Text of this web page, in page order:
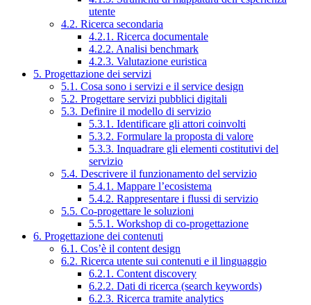
utente
4.2. Ricerca secondaria
4.2.1. Ricerca documentale
4.2.2. Analisi benchmark
4.2.3. Valutazione euristica
5. Progettazione dei servizi
5.1. Cosa sono i servizi e il service design
5.2. Progettare servizi pubblici digitali
5.3. Definire il modello di servizio
5.3.1. Identificare gli attori coinvolti
5.3.2. Formulare la proposta di valore
5.3.3. Inquadrare gli elementi costitutivi del
servizio
5.4. Descrivere il funzionamento del servizio
5.4.1. Mappare l’ecosistema
5.4.2. Rappresentare i flussi di servizio
5.5. Co-progettare le soluzioni
5.5.1. Workshop di co-progettazione
6. Progettazione dei contenuti
6.1. Cos’è il content design
6.2. Ricerca utente sui contenuti e il linguaggio
6.2.1. Content discovery
6.2.2. Dati di ricerca (search keywords)
6.2.3. Ricerca tramite analytics